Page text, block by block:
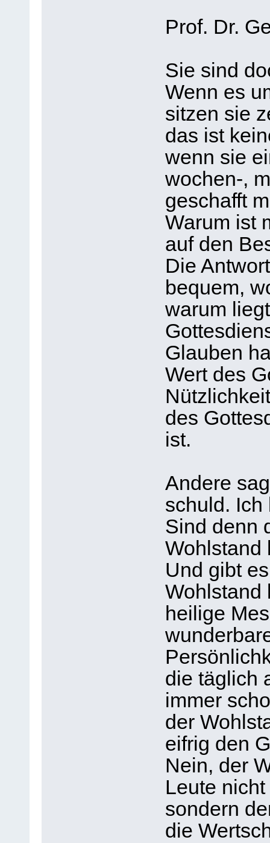
Prof. Dr.
Sie sind
Wenn es
sitzen sie
das ist
wenn sie
wochen-,
geschafft
Warum ist
auf den
Die
bequem,
warum
Glauben
Wert des
des
ist.
Andere
schuld. Ich
Sind denn
Wohlstand
Und gibt
Wohlstand
heilige
die täglich
immer
der
eifrig den
Nein, der
Leute
sondern
die